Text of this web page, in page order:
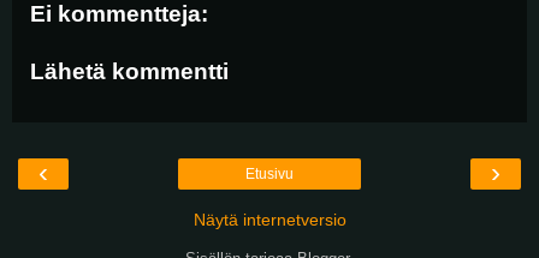
Ei kommentteja:
Lähetä kommentti
‹ ›
Etusivu
Näytä internetversio